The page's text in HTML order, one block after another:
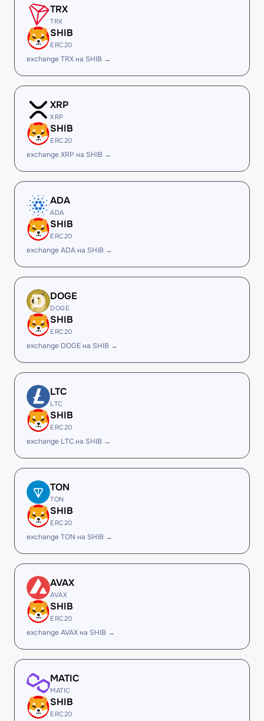
TRX
TRX
SHIB
ERC20
exchange TRX на SHIB →
XRP
XRP
SHIB
ERC20
exchange XRP на SHIB →
ADA
ADA
SHIB
ERC20
exchange ADA на SHIB →
DOGE
DOGE
SHIB
ERC20
exchange DOGE на SHIB →
LTC
LTC
SHIB
ERC20
exchange LTC на SHIB →
TON
TON
SHIB
ERC20
exchange TON на SHIB →
AVAX
AVAX
SHIB
ERC20
exchange AVAX на SHIB →
MATIC
MATIC
SHIB
ERC20